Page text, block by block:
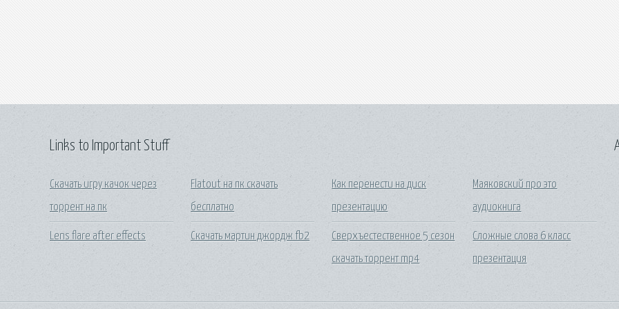
Links to Important Stuff
Скачать игру качок через
торрент на пк
Lens flare after effects
Flatout на пк скачать
бесплатно
Скачать мартин джордж fb2
Как перенести на диск
презентацию
Сверхъестественное 5 сезон
скачать торрент mp4
Маяковский про это
аудиокнига
Сложные слова 6 класс
презентация